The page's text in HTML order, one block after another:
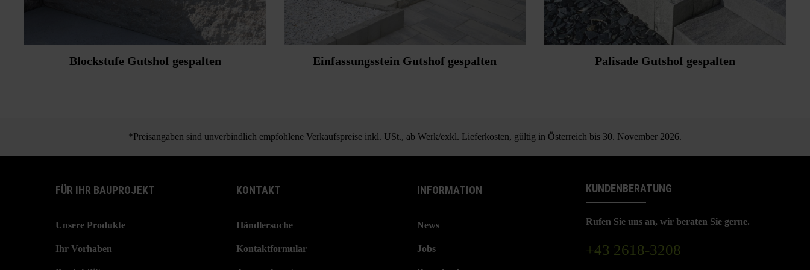
Blockstufe Gutshof gespalten Einfassungsstein Gutshof gespalten Palisade Gutshof gespalten
*Preisangaben sind unverbindlich empfohlene Verkaufspreise inkl. USt., ab Werk/exkl. Lieferkosten, gültig in Österreich bis 30. November 2026.
FÜR IHR BAUPROJEKT
Unsere Produkte
Ihr Vorhaben
KONTAKT
Händlersuche
Kontaktformular
INFORMATION
News
Jobs
KUNDENBERATUNG
Rufen Sie uns an, wir beraten Sie gerne.
+43 2618-3208